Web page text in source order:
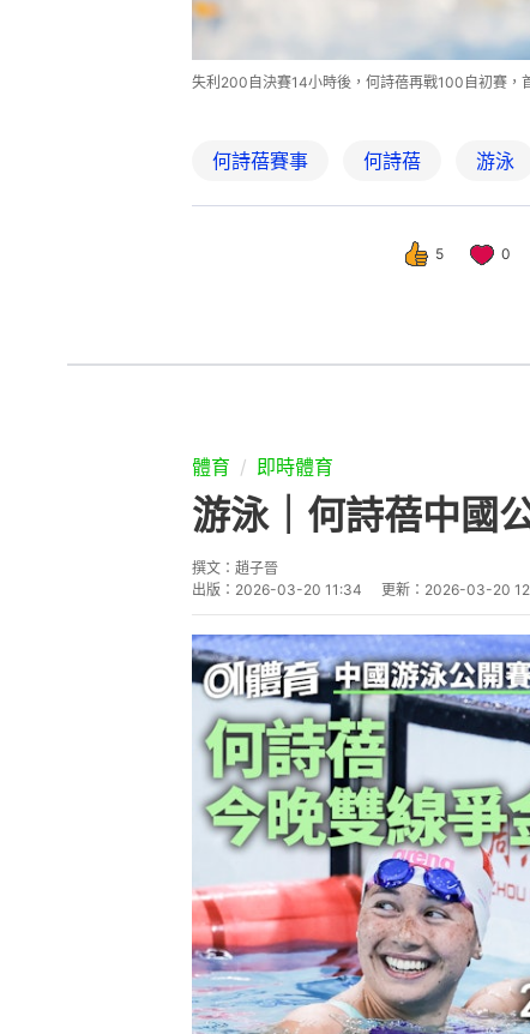
失利200自決賽14小時後，何詩蓓再戰100自初賽，
何詩蓓賽事 何詩蓓 游泳
5 0
體育 即時體育
游泳｜何詩蓓中國
撰文： 趙子晉
出版： 2026-03-20 11:34 更新： 2026-03-20